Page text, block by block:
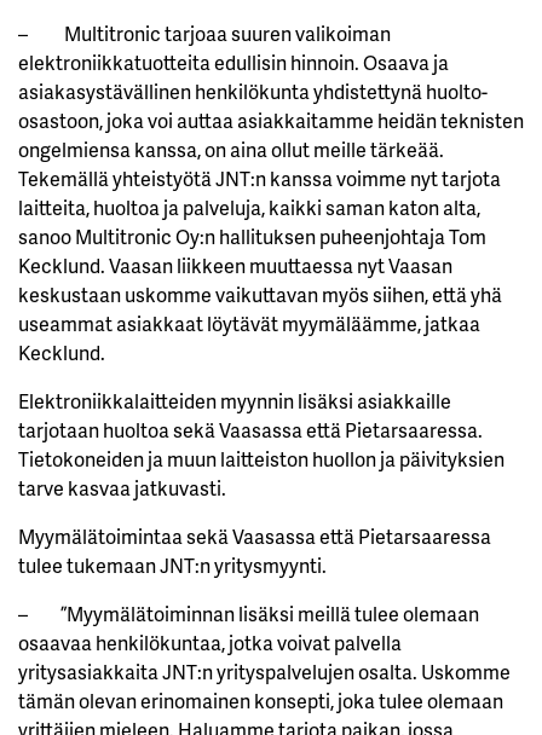
– Multitronic tarjoaa suuren valikoiman
elektroniikkatuotteita edullisin hinnoin. Osaava ja
asiakasystävällinen henkilökunta yhdistettynä huolto-
osastoon, joka voi auttaa asiakkaitamme heidän teknisten
ongelmiensa kanssa, on aina ollut meille tärkeää.
Tekemällä yhteistyötä JNT:n kanssa voimme nyt tarjota
laitteita, huoltoa ja palveluja, kaikki saman katon alta,
sanoo Multitronic Oy:n hallituksen puheenjohtaja Tom
Kecklund. Vaasan liikkeen muuttaessa nyt Vaasan
keskustaan uskomme vaikuttavan myös siihen, että yhä
useammat asiakkaat löytävät myymäläämme, jatkaa
Kecklund.
Elektroniikkalaitteiden myynnin lisäksi asiakkaille
tarjotaan huoltoa sekä Vaasassa että Pietarsaaressa.
Tietokoneiden ja muun laitteiston huollon ja päivityksien
tarve kasvaa jatkuvasti.
Myymälätoimintaa sekä Vaasassa että Pietarsaaressa
tulee tukemaan JNT:n yritysmyynti.
– ”Myymälätoiminnan lisäksi meillä tulee olemaan
osaavaa henkilökuntaa, jotka voivat palvella
yritysasiakkaita JNT:n yrityspalvelujen osalta. Uskomme
tämän olevan erinomainen konsepti, joka tulee olemaan
yrittäjien mieleen. Haluamme tarjota paikan, jossa